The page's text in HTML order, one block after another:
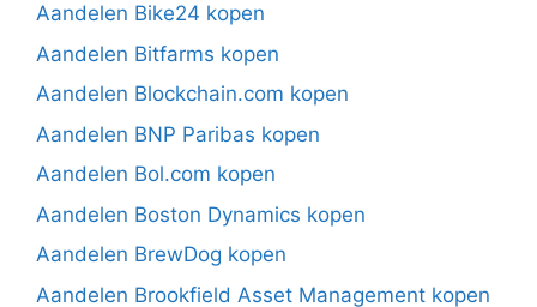
Aandelen Bike24 kopen
Aandelen Bitfarms kopen
Aandelen Blockchain.com kopen
Aandelen BNP Paribas kopen
Aandelen Bol.com kopen
Aandelen Boston Dynamics kopen
Aandelen BrewDog kopen
Aandelen Brookfield Asset Management kopen